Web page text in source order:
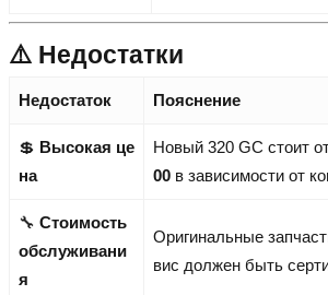
⚠️ Недостатки
Недостаток Пояснение
💲 Высокая це
на
Новый 320 GC стоит
00 в зависимости от
🔧 Стоимость
обслуживани
я
Оригинальные
вис должен быть